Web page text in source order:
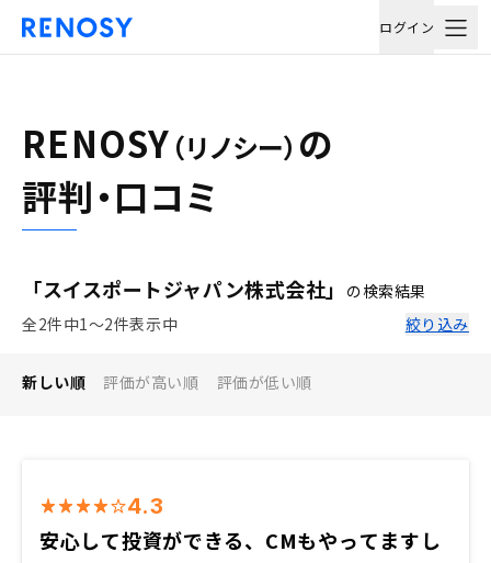
ログイン
RENOSY （リノシー） の
評判・口コミ
「スイスポートジャパン株式会社」
の検索結果
全2件中1〜2件表示中
絞り込み
新しい順 評価が高い順 評価が低い順
4.3
安心して投資ができる、CMもやってますし